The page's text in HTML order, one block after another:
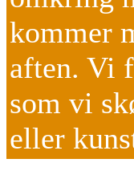
kommer
aften. Vi
som vi
eller